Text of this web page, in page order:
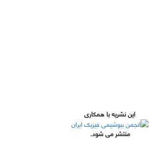
این نشریه با همکاری
منتشر می شود.